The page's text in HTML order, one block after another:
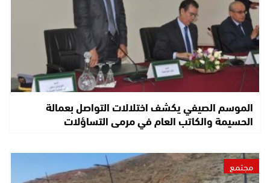
الموسم الصيفي يكشف اختلالات التواصل بعمالة
الحسيمة والكاتب العام في مرمى التساؤلات
مجتمع